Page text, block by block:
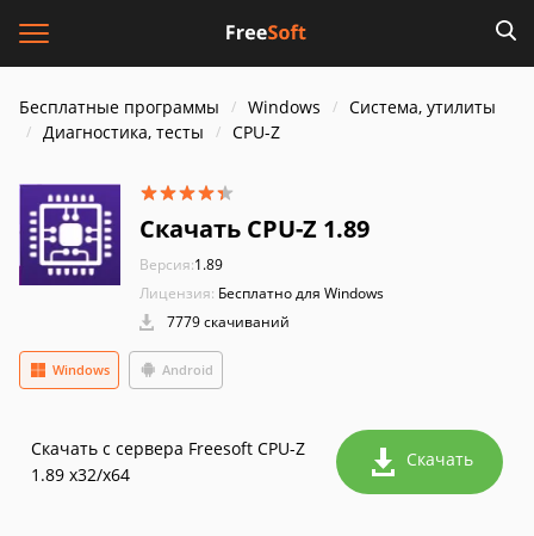
Бесплатные программы Windows
Система, утилиты
Диагностика, тесты
CPU-Z
Скачать CPU-Z 1.89
Версия:1.89
Лицензия: Бесплатно для Windows
7779 скачиваний
Windows Android
Скачать с сервера Freesoft CPU-Z
1.89 x32/x64
Скачать